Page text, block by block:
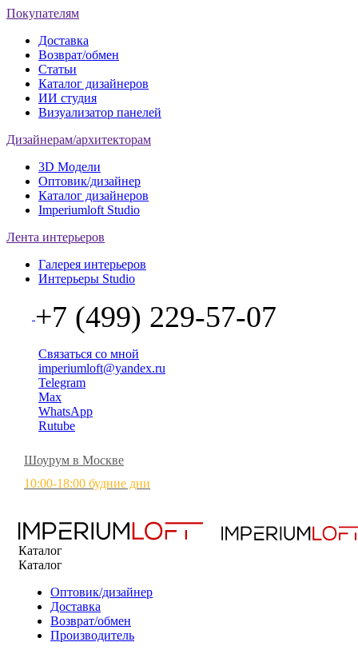
Покупателям
Доставка
Возврат/обмен
Статьи
Каталог дизайнеров
ИИ студия
Визуализатор панелей
Дизайнерам/архитекторам
3D Модели
Оптовик/дизайнер
Каталог дизайнеров
Imperiumloft Studio
Лента интерьеров
Галерея интерьеров
Интерьеры Studio
+7 (499) 229-57-07
Связаться со мной
imperiumloft@yandex.ru
Telegram
Max
WhatsApp
Rutube
Шоурум в Москве
10:00-18:00 будние дни
Каталог
Каталог
Оптовик/дизайнер
Доставка
Возврат/обмен
Производитель